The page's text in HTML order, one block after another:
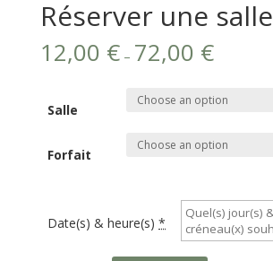
Réserver une salle
12,00 €– 72,00 €
Salle
Forfait
Date(s) & heure(s) *